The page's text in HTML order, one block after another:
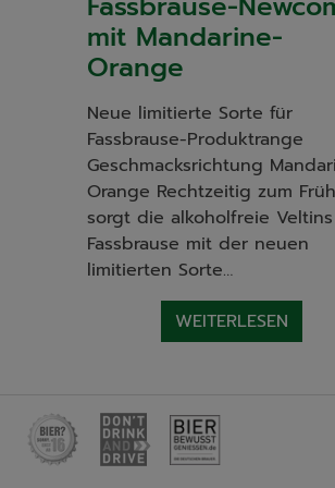
mit Mandarine-
Orange
Neue limitierte Sorte für
Fassbrause-Produktrange
Geschmacksrichtung
Orange Rechtzeitig zum
sorgt die alkoholfreie Veltins
Fassbrause mit der neuen
limitierten Sorte…
WEITERLESEN